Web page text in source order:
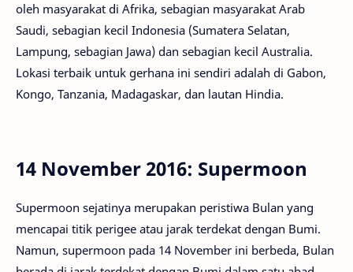
oleh masyarakat di Afrika, sebagian masyarakat Arab
Saudi, sebagian kecil Indonesia (Sumatera Selatan,
Lampung, sebagian Jawa) dan sebagian kecil Australia.
Lokasi terbaik untuk gerhana ini sendiri adalah di Gabon,
Kongo, Tanzania, Madagaskar, dan lautan Hindia.
14 November 2016: Supermoon
Supermoon sejatinya merupakan peristiwa Bulan yang
mencapai titik perigee atau jarak terdekat dengan Bumi.
Namun, supermoon pada 14 November ini berbeda, Bulan